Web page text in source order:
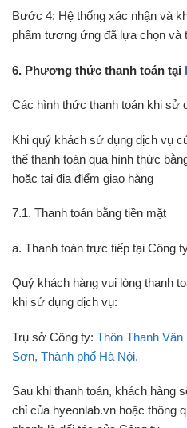
Bước 4: Hệ thống xác nhận và
phẩm tương ứng đã lựa chọn và
6. Phương thức thanh toán tại
Các hình thức thanh toán khi sử
Khi quý khách sử dụng dịch vụ
thể thanh toán qua hình thức
hoặc tại địa điểm giao hàng
7.1. Thanh toán bằng tiền mặt
a. Thanh toán trực tiếp tại Công
Quý khách hàng vui lòng thanh
khi sử dụng dịch vụ:
Trụ sở Công ty: Thôn Thanh
Sơn, Thành phố Hà Nội.
Sau khi thanh toán, khách hàng
chỉ của hyeonlab.vn hoặc thông